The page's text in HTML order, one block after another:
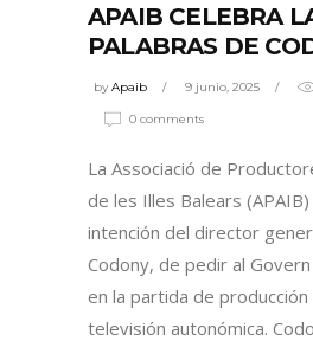
APAIB CELEBRA
PALABRAS DE
byApaib 9 junio, 2025
0 comments
La Associació de
de les Illes Balears
intención del director
Codony, de pedir al
en la partida de
televisión autonómica.